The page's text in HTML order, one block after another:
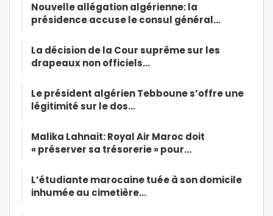
Nouvelle allégation algérienne: la
présidence accuse le consul général…
La décision de la Cour suprême sur les
drapeaux non officiels…
Le président algérien Tebboune s’offre une
légitimité sur le dos…
Malika Lahnait: Royal Air Maroc doit
« préserver sa trésorerie » pour…
L’étudiante marocaine tuée à son domicile
inhumée au cimetière…